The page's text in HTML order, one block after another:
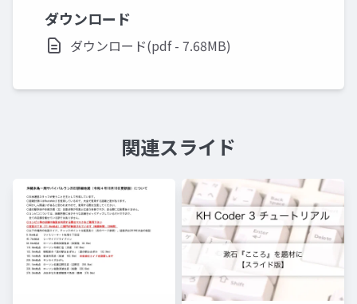
ダウンロード
ダウンロード(pdf - 7.68MB)
関連スライド